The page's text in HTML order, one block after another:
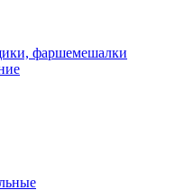
фаршемешалки